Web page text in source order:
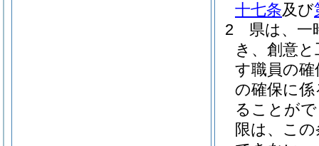
十七条及び
2
県は、一
き、創意
す職員の
の確保に
ることが
限は、こ